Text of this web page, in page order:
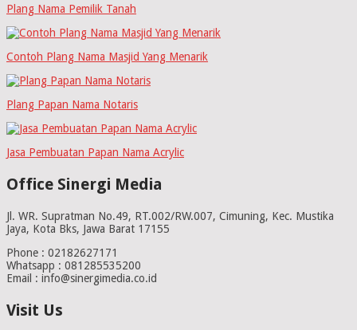
Plang Nama Pemilik Tanah
Contoh Plang Nama Masjid Yang Menarik
Plang Papan Nama Notaris
Jasa Pembuatan Papan Nama Acrylic
Office Sinergi Media
Jl. WR. Supratman No.49, RT.002/RW.007, Cimuning, Kec. Mustika
Jaya, Kota Bks, Jawa Barat 17155
Phone : 02182627171
Whatsapp : 081285535200
Email : info@sinergimedia.co.id
Visit Us